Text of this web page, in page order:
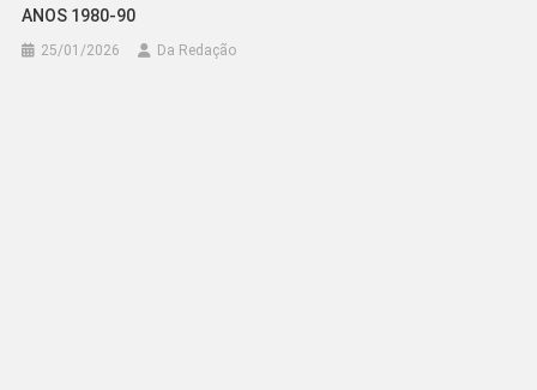
ANOS 1980-90
25/01/2026 Da Redação